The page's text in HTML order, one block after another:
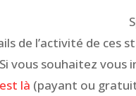
de l’activité de ces
vous souhaitez vous
là (payant ou